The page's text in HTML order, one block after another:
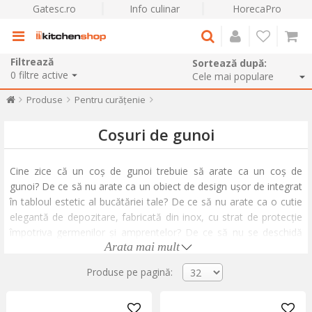
Gatesc.ro Info culinar HorecaPro
Filtrează
0 filtre active
Sortează după:
Produse Pentru curățenie
Coșuri de gunoi
Cine zice că un coș de gunoi trebuie să arate ca un coș de
gunoi? De ce să nu arate ca un obiect de design ușor de integrat
în tabloul estetic al bucătăriei tale? De ce să nu arate ca o cutie
elegantă de depozitare, fabricată din inox, cu strat de protecție
împotriva germenilor și amprentelor? De ce să nu se deschidă
silențios la un simplu semn, fără să necesite atingere?
Era coșurilor de gunoi improvizate și adesea ascunse sub
chiuvetă începe să apună. Îți oferim o colecție variată de coșuri
de gunoi din inox sau din plastic, încorporabile sau cu design
Arata mai mult
Produse pe pagină: